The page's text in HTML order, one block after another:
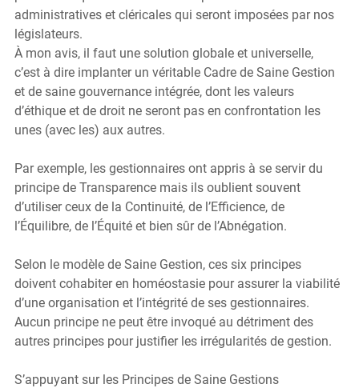
administratives et cléricales qui seront imposées par nos
législateurs.
À mon avis, il faut une solution globale et universelle,
c’est à dire implanter un véritable Cadre de Saine Gestion
et de saine gouvernance intégrée, dont les valeurs
d’éthique et de droit ne seront pas en confrontation les
unes (avec les) aux autres.
Par exemple, les gestionnaires ont appris à se servir du
principe de Transparence mais ils oublient souvent
d’utiliser ceux de la Continuité, de l’Efficience, de
l’Équilibre, de l’Équité et bien sûr de l’Abnégation.
Selon le modèle de Saine Gestion, ces six principes
doivent cohabiter en homéostasie pour assurer la viabilité
d’une organisation et l’intégrité de ses gestionnaires.
Aucun principe ne peut être invoqué au détriment des
autres principes pour justifier les irrégularités de gestion.
S’appuyant sur les Principes de Saine Gestions